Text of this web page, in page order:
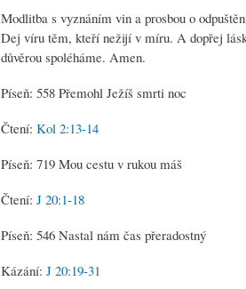
Modlitba s vyznáním vin a prosbou o
Dej víru těm, kteří nežijí v míru. A dopřej
důvěrou spoléháme. Amen.
Píseň: 558 Přemohl Ježíš smrti noc
Čtení: Kol 2:13-14
Píseň: 719 Mou cestu v rukou máš
Čtení: J 20:1-18
Píseň: 546 Nastal nám čas přeradostný
Kázání: J 20:19-31